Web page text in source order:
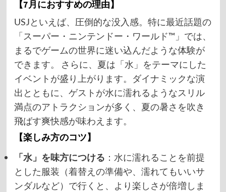
【7月におすすめの理由】
USJといえば、圧倒的な没入感。特に最近話題の
「スーパー・ニンテンドー・ワールド™」では、
まるでゲームの世界に迷い込んだような体験が
できます。 さらに、夏は「水」をテーマにした
イベントが盛り上がります。ダイナミックな演
出とともに、ゲストが水に濡れるようなスリル
満点のアトラクションが多く、夏の暑さを吹き
飛ばす爽快感が味わえます。
【楽しみ方のコツ】
「水」を味方につける ：水に濡れることを前提
とした服装（着替えの準備や、濡れてもいいサ
ンダルなど）で行くと、より楽しさが倍増しま